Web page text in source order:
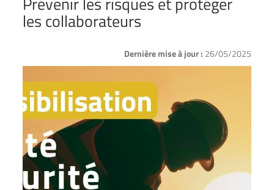
les collaborateurs
Dernière mise à jour : 26/05/2025